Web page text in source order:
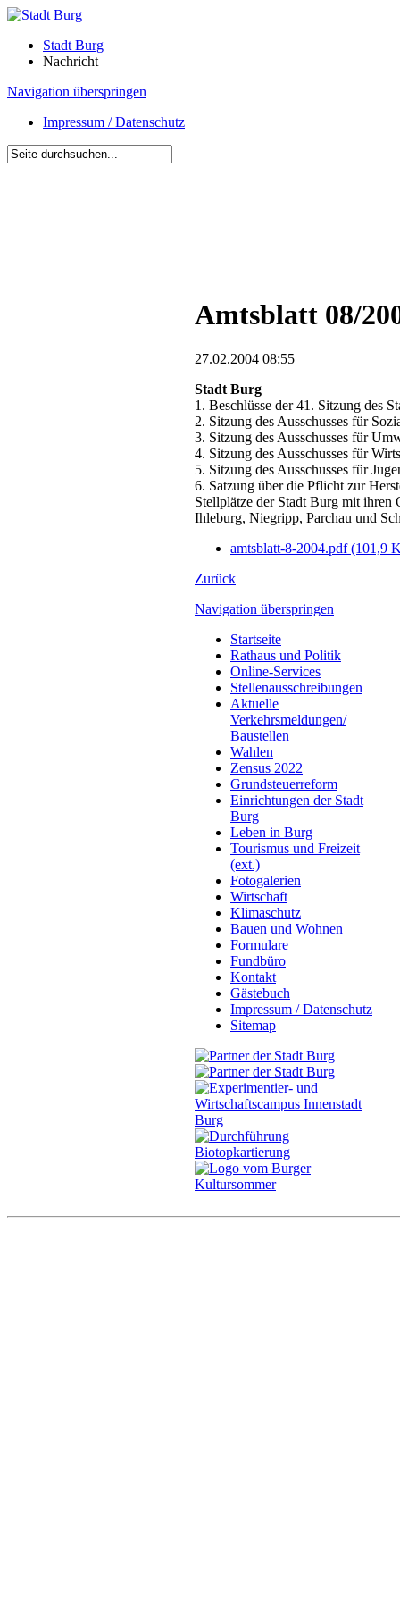
Stadt Burg
Nachricht
Navigation überspringen
Impressum / Datenschutz
Amtsblatt 08/
27.02.2004 08:55
Stadt Burg
1. Beschlüsse der 41. Sitzung des
2. Sitzung des Ausschusses für
3. Sitzung des Ausschusses für
4. Sitzung des Ausschusses für
5. Sitzung des Ausschusses für
6. Satzung über die Pflicht zur
Stellplätze der Stadt Burg mit ihren
Ihleburg, Niegripp, Parchau und
amtsblatt-8-2004.pdf(101,9
Zurück
Navigation überspringen
Startseite
Rathaus und Politik
Online-Services
Stellenausschreibungen
Aktuelle
Verkehrsmeldungen/
Baustellen
Wahlen
Zensus 2022
Grundsteuerreform
Einrichtungen der Stadt
Burg
Leben in Burg
Tourismus und Freizeit
(ext.)
Fotogalerien
Wirtschaft
Klimaschutz
Bauen und Wohnen
Formulare
Fundbüro
Kontakt
Gästebuch
Impressum / Datenschutz
Sitemap